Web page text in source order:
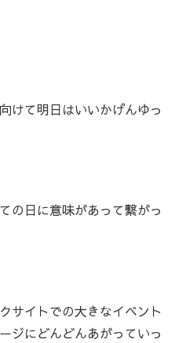
けて明日はいいかげんゆっ
の日に意味があって繋がっ
サイトでの大きなイベント
ジにどんどんあがっていっ